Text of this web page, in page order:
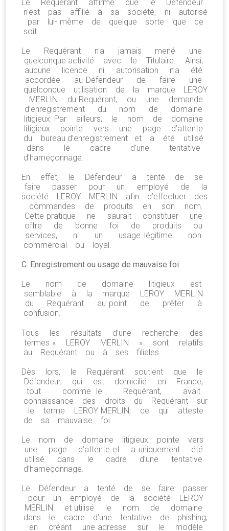
Le Requérant affirme que le Défendeur
n'est pas affilié à sa société, ni autorisé
par lui- même de quelque sorte que ce
soit.
Le Requérant n'a jamais mené une
quelconque activité avec le Titulaire. Ainsi,
aucune licence ni autorisation n’a été
accordée au Défendeur de faire une
quelconque utilisation de la marque LEROY
MERLIN du Requérant, ou une demande
d’enregistrement du nom de domaine
litigieux. Par ailleurs, le nom de domaine
litigieux pointe vers une page d’attente
du bureau d’enregistrement et a été utilisé
dans le cadre d’une tentative
d’hameçonnage.
En effet, le Défendeur a tenté de se
faire passer pour un employé de la
société LEROY MERLIN afin d’effectuer des
commandes de produits en son nom.
Cette pratique ne saurait constituer une
offre de bonne foi de produits ou
services, ni un usage légitime non
commercial ou loyal.
C. Enregistrement ou usage de mauvaise foi
Le nom de domaine litigieux est
semblable à la marque LEROY MERLIN
du Requérant au point de prêter à
confusion.
Tous les résultats d’une recherche des
termes « LEROY MERLIN » sont relatifs
au Requérant ou à ses filiales.
Dès lors, le Requérant soutient que le
Défendeur, qui est domicilié en France,
tout comme le Requérant, avait
connaissance des droits du Requérant sur
le terme LEROY MERLIN, ce qui atteste
de sa mauvaise foi.
Le nom de domaine litigieux pointe vers
une page d’attente et a uniquement été
utilisé dans le cadre d’une tentative
d’hameçonnage.
Le Défendeur a tenté de se faire passer
pour un employé de la société LEROY
MERLIN et utilisé le nom de domaine
dans le cadre d’une tentative de phishing,
en créant une adresse sur le modèle